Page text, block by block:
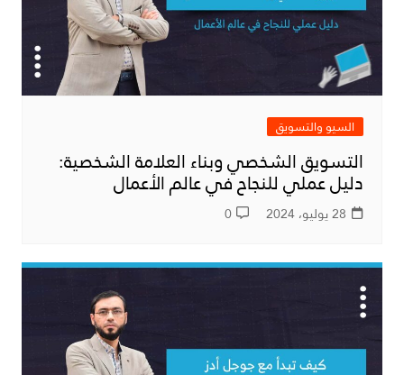
السيو والتسويق
التسويق الشخصي وبناء العلامة الشخصية:
دليل عملي للنجاح في عالم الأعمال
28 يوليو، 2024 0